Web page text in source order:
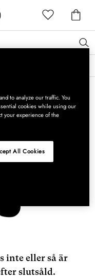
→
inte eller så är
slutsåld.
to analyze our traffic. You
cookies while using our
your experience of the
All Cookies